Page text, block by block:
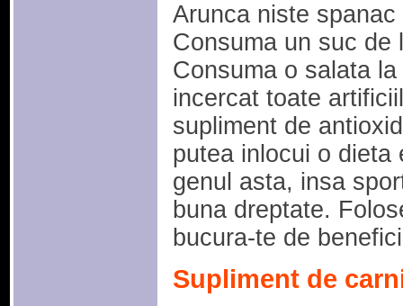
Arunca niste
Consuma un suc de
Consuma o salata
incercat toate
supliment de
putea inlocui o dieta
genul asta, insa
buna dreptate.
bucura-te de
Supliment de